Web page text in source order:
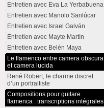
Entretien avec Eva La Yerbabuena
Entretien avec Manolo Sanlúcar
Entretien avec Israel Galván
Entretien avec Mayte Martín
Entretien avec Belén Maya
Le flamenco entre camera obscura
et camera lucida
René Robert, le charme discret
d’un portraitiste
Compositions pour guitare
flamenca : transcriptions intégrales